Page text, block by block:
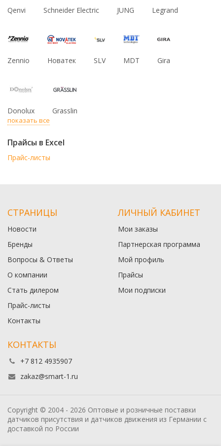
Qenvi Schneider Electric JUNG Legrand
Zennio Новатек SLV MDT Gira
Donolux Grasslin
показать все
Прайсы в Excel
Прайс-листы
СТРАНИЦЫ
Новости
Бренды
Вопросы & Ответы
О компании
Стать дилером
Прайс-листы
Контакты
ЛИЧНЫЙ КАБИНЕТ
Мои заказы
Партнерская программа
Мой профиль
Прайсы
Мои подписки
КОНТАКТЫ
+7 812 4935907
zakaz@smart-1.ru
Copyright © 2004 - 2026 Оптовые и розничные поставки
датчиков присутствия и датчиков движения из Германии с
доставкой по России